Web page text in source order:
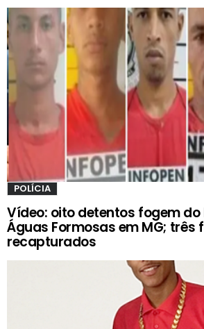
POLÍCIA
Vídeo: oito detentos fogem do
Águas Formosas em MG; três
recapturados